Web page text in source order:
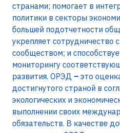
странами; помогает в
политики в секторы
большей подотчетности
укрепляет
сообществом; и
мониторингу
развития. ОРЭД – это
достигнутого страной в
экологических и
выполнении своих
обязательств. В качестве